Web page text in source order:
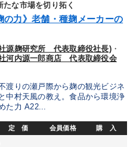
経営計画
いただけます。
な市場を切り拓く
の力》老舗・種麹メーカーの
源麹研究所 代表取締役社長)・
河内源一郎商店 代表取締役会
渡りの瀬戸際から麹の観光ビジネ
中村天風の教え。食品から環境浄
た力 A22...
定 価 会員価格 購 入